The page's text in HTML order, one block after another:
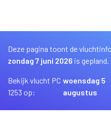
Deze pagina toont de
zondag 7 juni 2026 is gepland.
Bekijk vlucht PC
1253 op:
woensdag 5
augustus